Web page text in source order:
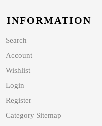
INFORMATION
Search
Account
Wishlist
Login
Register
Category Sitemap